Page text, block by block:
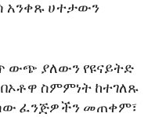
አንቀጹ ሀተታውን
ውጭ ያለውን የዩናይትድ
ስምምነት ከተገለጹ
ፈንጅዎችን መጠቀም፣